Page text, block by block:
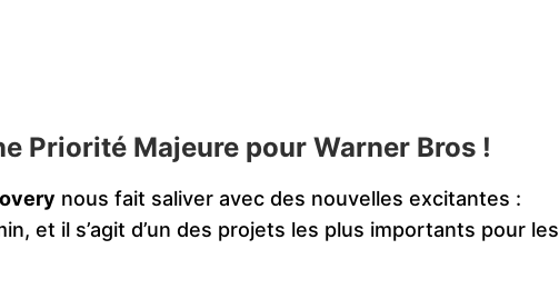
Priorité Majeure pour Warner Bros !
nous fait saliver avec des nouvelles excitantes :
et il s’agit d’un des projets les plus importants pour les